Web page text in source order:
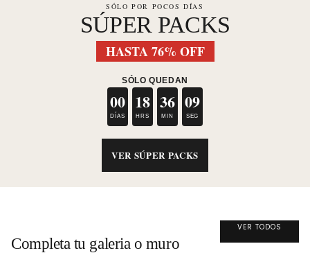
SÓLO POR POCOS DÍAS
SÚPER PACKS
HASTA 76% OFF
SÓLO QUEDAN
00
DÍAS
18
HRS
36
MIN
09
SEG
VER SÚPER PACKS
Completa tu galeria o muro
VER TODOS